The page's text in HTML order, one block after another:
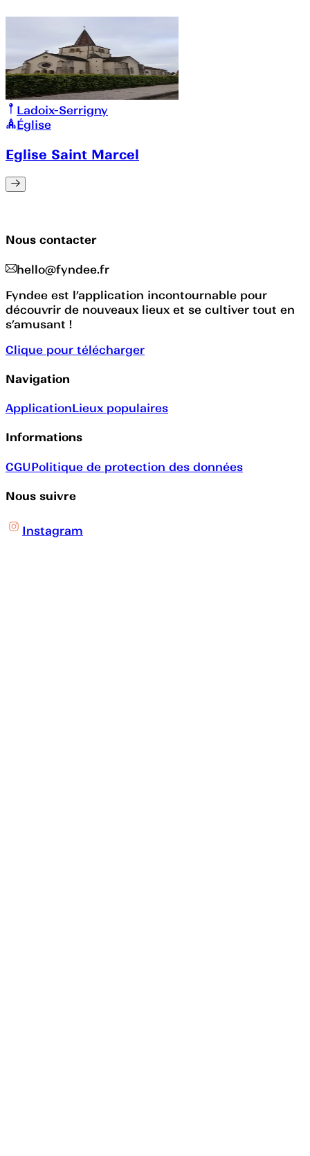
Ladoix-Serrigny
Église
Eglise Saint Marcel
Nous contacter
hello@fyndee.fr
Fyndee est l’application incontournable pour
découvrir de nouveaux lieux et se cultiver tout en
s’amusant !
Clique pour télécharger
Navigation
ApplicationLieux populaires
Informations
CGUPolitique de protection des données
Nous suivre
Instagram